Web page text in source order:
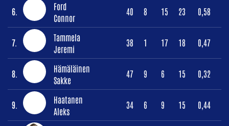
6.
Ford
Connor
40 8 15 23 0,58
7.
Tammela
Jeremi
38 1 17 18 0,47
8.
Hämäläinen
Sakke
47 9 6 15 0,32
9.
Haatanen
Aleks
34 6 9 15 0,44